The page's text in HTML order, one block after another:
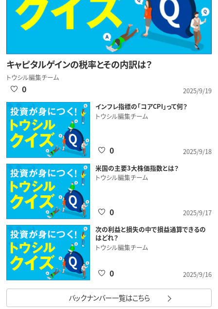
キャピタルゲインの税率とその内訳は？
トウシル編集チーム
2025/9/19
0
インフレ指標の「コアCPI」って何？
トウシル編集チーム
2025/9/18
0
米国の主要3大株価指数とは？
トウシル編集チーム
2025/9/17
0
次の利益と損失の中で損益通算できるの
はどれ？
トウシル編集チーム
2025/9/16
0
バックナンバー一覧はこちら